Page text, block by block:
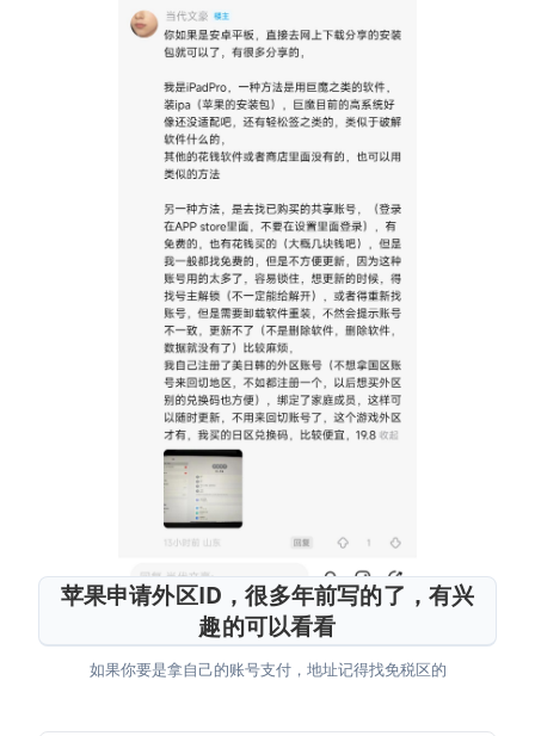
苹果申请外区ID，很多年前写的了，有兴
趣的可以看看
如果你要是拿自己的账号支付，地址记得找免税区的